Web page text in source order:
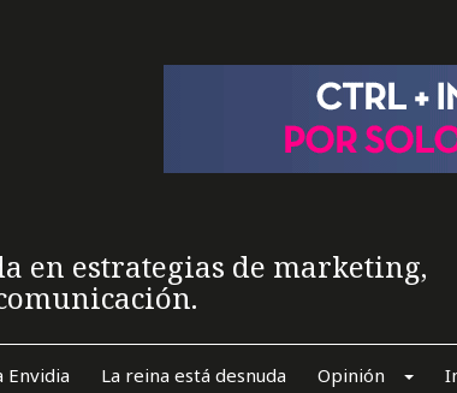
en estrategias de marketing,
Envidia La reina está desnuda Opinión